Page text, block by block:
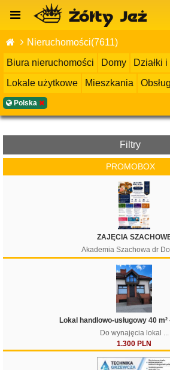
Nieruchomości(7611)
Biura nieruchomości
Domy Działki
Lokale użytkowe
Mieszkania
Polska
Filtry
Filtruj
PROMOBOX
ZAJĘCIA
Akademia Szachowa dr
Lokal handlowo-usługowy 40
Do wynajęcia lokal ...
1.300 PLN